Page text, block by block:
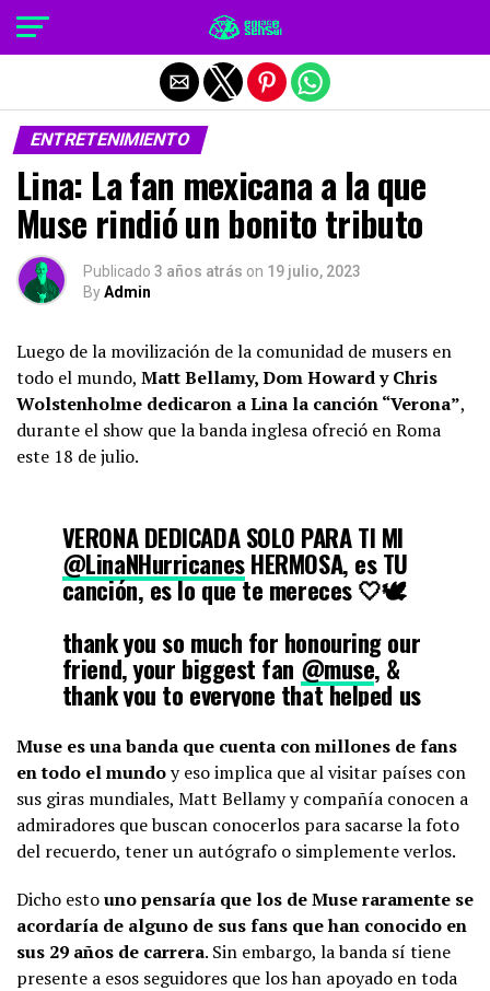
ENTRETENIMIENTO
Lina: La fan mexicana a la que
Muse rindió un bonito tributo
Publicado 3 años atrás on 19 julio, 2023
ByAdmin
Luego de la movilización de la comunidad de musers en
todo el mundo, Matt Bellamy, Dom Howard y Chris
Wolstenholme dedicaron a Lina la canción “Verona”,
durante el show que la banda inglesa ofreció en Roma
este 18 de julio.
VERONA DEDICADA SOLO PARA TI MI
@LinaNHurricanesHERMOSA, es TU
canción, es lo que te mereces 🤍🕊️
thank you so much for honouring our
friend, your biggest fan @muse, &
thank you to everyone that helped us
everything to everyone that loves her
pic.twitter.com/ZS4NaZnsL9
— polly #ASongForLina in Rome (@absolutionpt2)July 18,
2023
Muse es una banda que cuenta con millones de fans
en todo el mundoy eso implica que al visitar países con
sus giras mundiales, Matt Bellamy y compañía conocen a
admiradores que buscan conocerlos para sacarse la foto
del recuerdo, tener un autógrafo o simplemente verlos.
Dicho estouno pensaría que los de Muse raramente se
acordaría de alguno de sus fans que han conocido en
sus 29 años de carrera. Sin embargo, la banda sí tiene
presente a esos seguidores que los han apoyado en toda
Salir de la versión móvil